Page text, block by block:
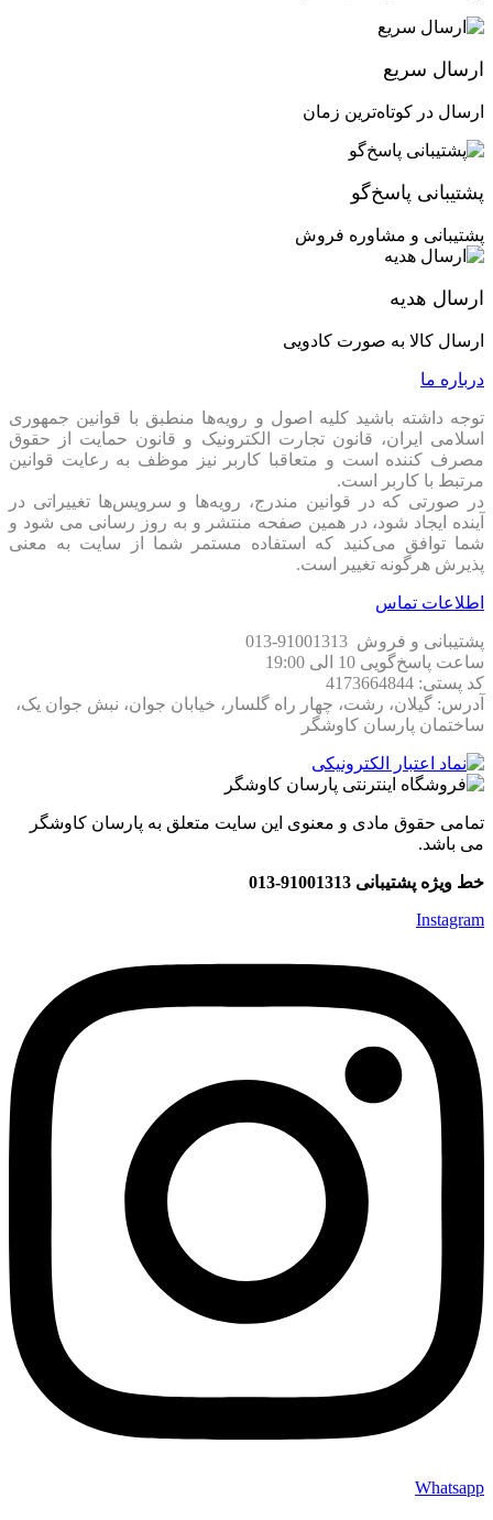
ارسال سریع
ارسال در کوتاه‌ترین زمان
پشتیبانی پاسخ‌گو
پشتیبانی و مشاوره فروش
ارسال هدیه
ارسال کالا به صورت کادویی
درباره ما
توجه داشته باشید کلیه اصول و رویه‏‌ها منطبق با قوانین جمهوری
اسلامی ایران، قانون تجارت الکترونیک و قانون حمایت از حقوق
مصرف کننده است و متعاقبا کاربر نیز موظف به رعایت قوانین
مرتبط با کاربر است.
در صورتی که در قوانین مندرج، رویه‏‌ها و سرویس‏‌ها تغییراتی در
آینده ایجاد شود، در همین صفحه منتشر و به روز رسانی می شود و
شما توافق می‏‌کنید که استفاده مستمر شما از سایت به معنی
پذیرش هرگونه تغییر است.
اطلاعات تماس
پشتیبانی و فروش 91001313-013
ساعت پاسخ‌گویی 10 الی 19:00
کد پستی: 4173664844
آدرس: گیلان، رشت، چهار راه گلسار، خیابان جوان، نبش جوان یک،
ساختمان پارسان کاوشگر
تمامی حقوق مادی و معنوی این سایت متعلق به پارسان کاوشگر
می باشد.
خط ویژه پشتیبانی 91001313-013
Instagram
Whatsapp